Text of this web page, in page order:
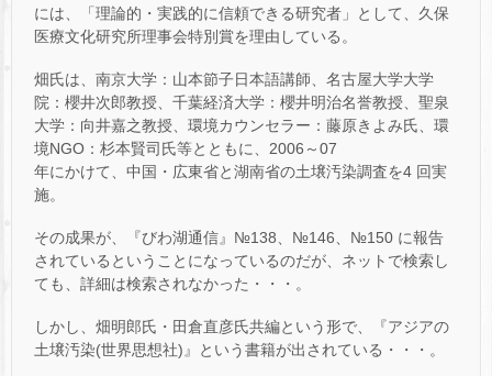
には、「理論的・実践的に信頼できる研究者」として、久保
医療文化研究所理事会特別賞を理由している。
畑氏は、南京大学：山本節子日本語講師、名古屋大学大学
院：櫻井次郎教授、千葉経済大学：櫻井明治名誉教授、聖泉
大学：向井嘉之教授、環境カウンセラー：藤原きよみ氏、環
境NGO：杉本賢司氏等とともに、2006～07
年にかけて、中国・広東省と湖南省の土壌汚染調査を4 回実
施。
その成果が、『びわ湖通信』№138、№146、№150 に報告
されているということになっているのだが、ネットで検索し
ても、詳細は検索されなかった・・・。
しかし、畑明郎氏・田倉直彦氏共編という形で、『アジアの
土壌汚染(世界思想社)』という書籍が出されている・・・。